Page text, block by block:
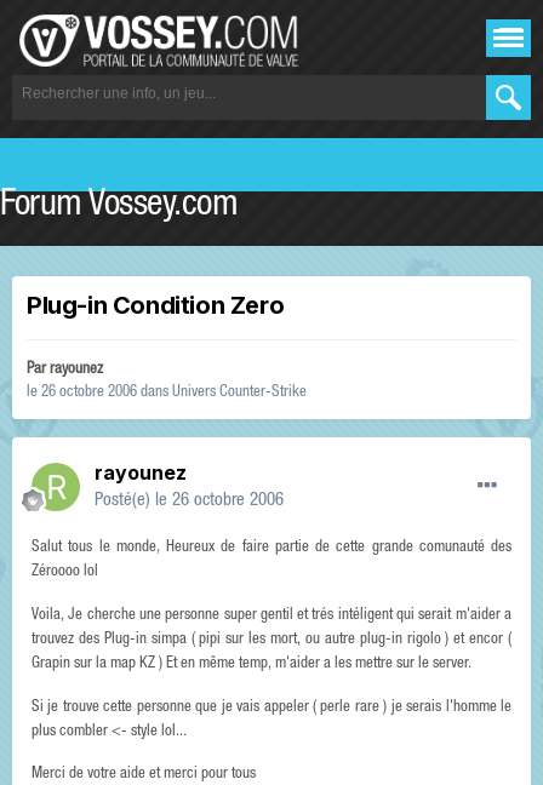
Forum Vossey.com
Plug-in Condition Zero
Parrayounez
le 26 octobre 2006 dans Univers Counter-Strike
rayounez
Posté(e) le 26 octobre 2006
Salut tous le monde, Heureux de faire partie de cette grande comunauté des
Zéroooo lol
Voila, Je cherche une personne super gentil et trés intéligent qui serait m'aider a
trouvez des Plug-in simpa ( pipi sur les mort, ou autre plug-in rigolo ) et encor (
Grapin sur la map KZ ) Et en même temp, m'aider a les mettre sur le server.
Si je trouve cette personne que je vais appeler ( perle rare ) je serais l'homme le
plus combler <- style lol...
Merci de votre aide et merci pour tous